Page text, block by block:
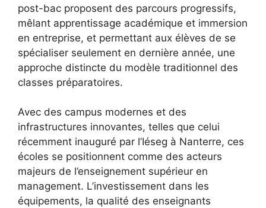
post-bac proposent des parcours progressifs,
mêlant apprentissage académique et immersion
en entreprise, et permettant aux élèves de se
spécialiser seulement en dernière année, une
approche distincte du modèle traditionnel des
classes préparatoires.
Avec des campus modernes et des
infrastructures innovantes, telles que celui
récemment inauguré par l’Iéseg à Nanterre, ces
écoles se positionnent comme des acteurs
majeurs de l’enseignement supérieur en
management. L’investissement dans les
équipements, la qualité des enseignants